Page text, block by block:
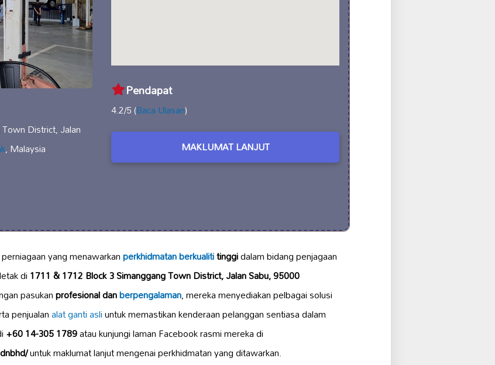
District, Jalan
, Malaysia
Pendapat
4.2/5 (Baca Ulasan)
MAKLUMAT LANJUT
yang menawarkanperkhidmatan berkualititinggidalam bidang penjagaan
di1711 & 1712 Block 3 Simanggang Town District, Jalan Sabu, 95000
pasukanprofesional danberpengalaman, mereka menyediakan pelbagai solusi
penjualanalat ganti asliuntuk memastikan kenderaan pelanggan sentiasa dalam
+60 14-305 1789atau kunjungi laman Facebook rasmi mereka di
untuk maklumat lanjut mengenai perkhidmatan yang ditawarkan.